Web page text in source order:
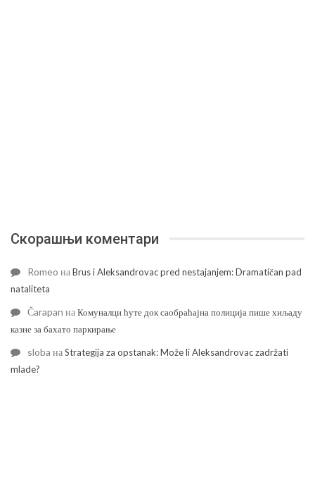
Скорашњи коментари
Romeo наBrus i Aleksandrovac pred nestajanjem: Dramatičan pad
nataliteta
Čarapan наКомуналци ћуте док саобраћајна полиција пише хиљаду
казне за бахато паркирање
sloba наStrategija za opstanak: Može li Aleksandrovac zadržati
mlade?